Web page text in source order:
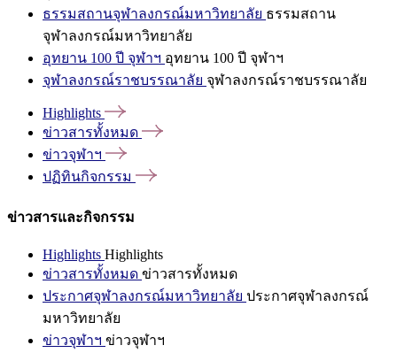
ธรรมสถานจุฬาลงกรณ์มหาวิทยาลัย ธรรมสถาน
จุฬาลงกรณ์มหาวิทยาลัย
อุทยาน 100 ปี จุฬาฯ อุทยาน 100 ปี จุฬาฯ
จุฬาลงกรณ์ราชบรรณาลัย จุฬาลงกรณ์ราชบรรณาลัย
Highlights
ข่าวสารทั้งหมด
ข่าวจุฬาฯ
ปฏิทินกิจกรรม
ข่าวสารและกิจกรรม
Highlights Highlights
ข่าวสารทั้งหมด ข่าวสารทั้งหมด
ประกาศจุฬาลงกรณ์มหาวิทยาลัย ประกาศจุฬาลงกรณ์
มหาวิทยาลัย
ข่าวจุฬาฯ ข่าวจุฬาฯ